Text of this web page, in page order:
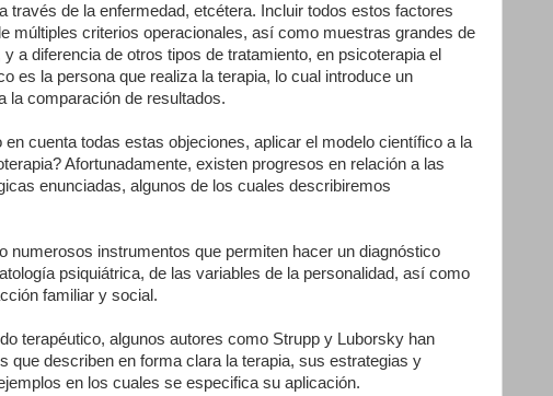
través de la enfermedad, etcétera. Incluir todos estos factores
múltiples criterios operacionales, así como muestras grandes de
a diferencia de otros tipos de tratamiento, en psicoterapia el
es la persona que realiza la terapia, lo cual introduce un
la comparación de resultados.
en cuenta todas estas objeciones, aplicar el modelo científico a la
Afortunadamente, existen progresos en relación a las
enunciadas, algunos de los cuales describiremos
numerosos instrumentos que permiten hacer un diagnóstico
psiquiátrica, de las variables de la personalidad, así como
familiar y social.
terapéutico, algunos autores como Strupp y Luborsky han
que describen en forma clara la terapia, sus estrategias y
en los cuales se especifica su aplicación.